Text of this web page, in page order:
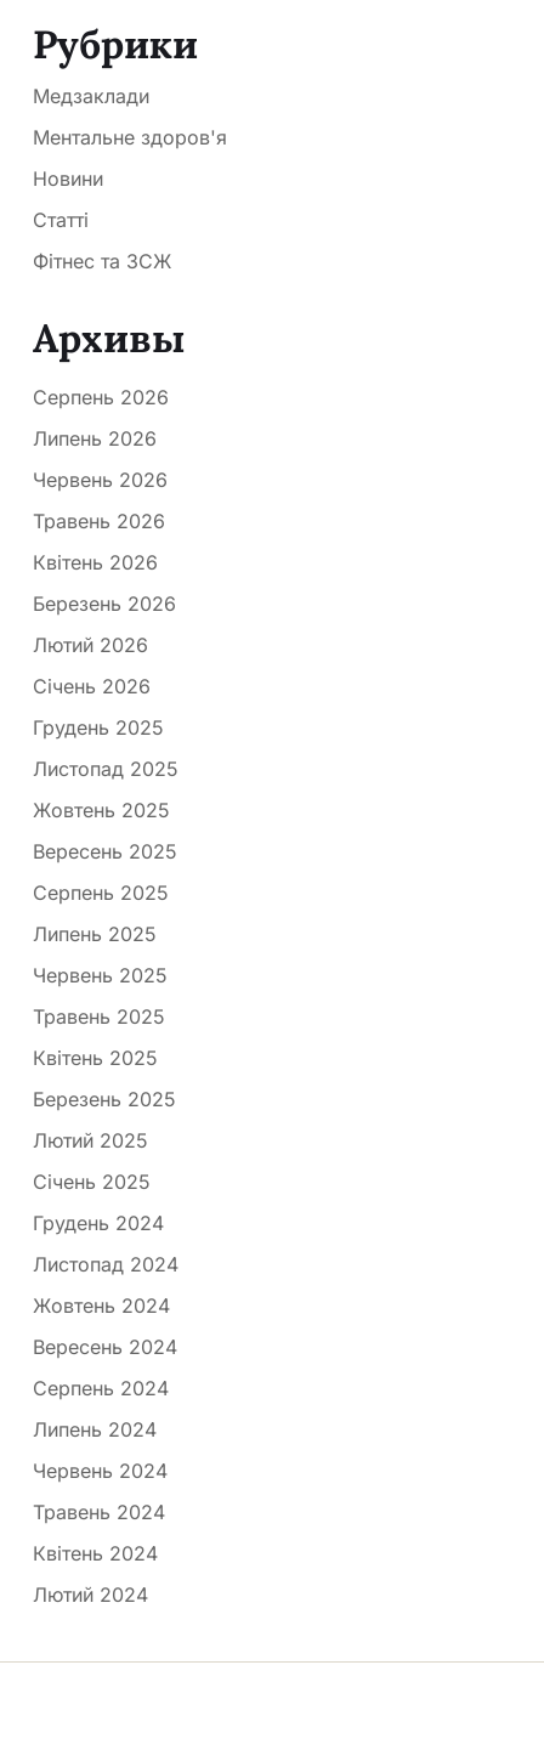
Рубрики
Медзаклади
Ментальне здоров'я
Новини
Статті
Фітнес та ЗСЖ
Архивы
Серпень 2026
Липень 2026
Червень 2026
Травень 2026
Квітень 2026
Березень 2026
Лютий 2026
Січень 2026
Грудень 2025
Листопад 2025
Жовтень 2025
Вересень 2025
Серпень 2025
Липень 2025
Червень 2025
Травень 2025
Квітень 2025
Березень 2025
Лютий 2025
Січень 2025
Грудень 2024
Листопад 2024
Жовтень 2024
Вересень 2024
Серпень 2024
Липень 2024
Червень 2024
Травень 2024
Квітень 2024
Лютий 2024